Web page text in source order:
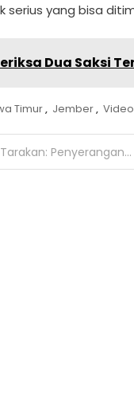
serius yang bisa
Dua Saksi
Timur, Jember,
Mapolres Diduga Dipicu Pengeroyokan Polisi